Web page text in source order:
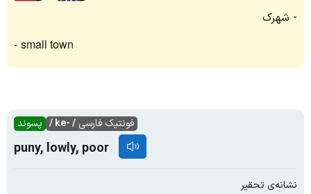
شهرک
small town
پسوند فونتیک فارسی / -ke /
puny, lowly, poor
نشانه‌ی تحقیر